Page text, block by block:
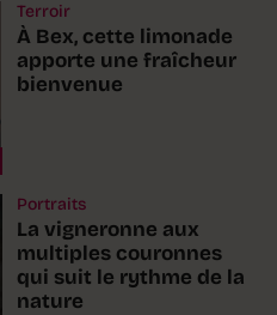
Terroir
À Bex, cette limonade
apporte une fraîcheur
bienvenue
Portraits
La vigneronne aux
multiples couronnes
qui suit le rythme de la
nature